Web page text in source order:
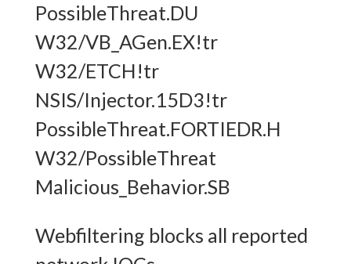
PossibleThreat.DU
W32/VB_AGen.EX!tr
W32/ETCH!tr
NSIS/Injector.15D3!tr
PossibleThreat.FORTIEDR.H
W32/PossibleThreat
Malicious_Behavior.SB
Webfiltering blocks all reported